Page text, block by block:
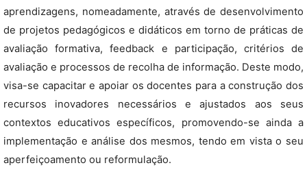
aprendizagens, nomeadamente, através de desenvolvimento
de projetos pedagógicos e didáticos em torno de práticas de
avaliação formativa, feedback e participação, critérios de
avaliação e processos de recolha de informação. Deste modo,
visa-se capacitar e apoiar os docentes para a construção dos
recursos inovadores necessários e ajustados aos seus
contextos educativos específicos, promovendo-se ainda a
implementação e análise dos mesmos, tendo em vista o seu
aperfeiçoamento ou reformulação.